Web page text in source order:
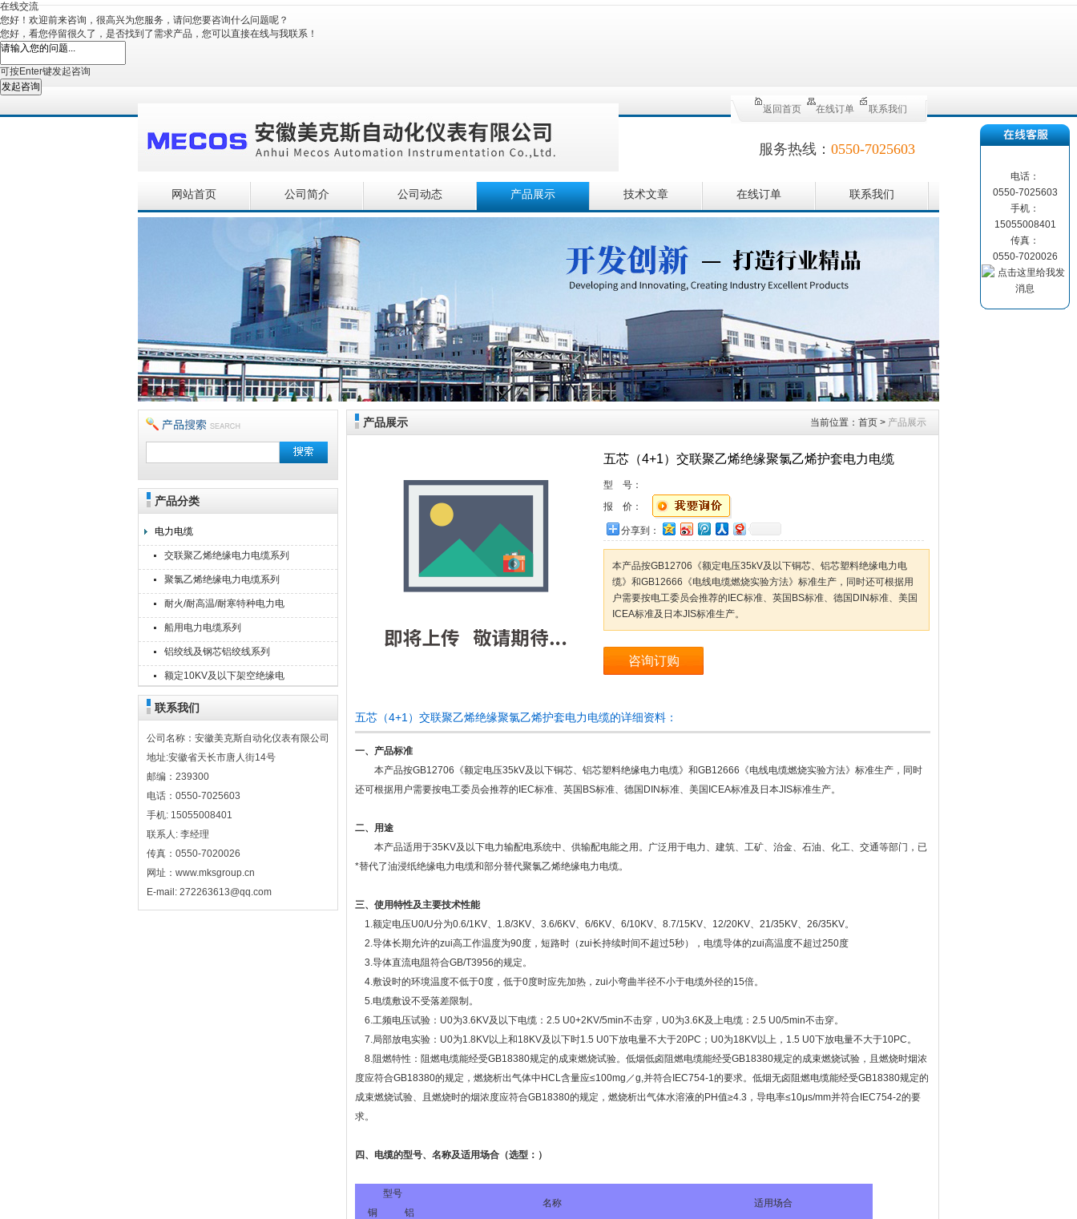
在线交流
您好！欢迎前来咨询，很高兴为您服务，请问您要咨询什么问题呢？
您好，看您停留很久了，是否找到了需求产品，您可以直接在线与我联系！
可按Enter键发起咨询
发起咨询
安徽美克斯自动化仪表有限公司
返回首页 在线订单 联系我们
服务热线： 0550-7025603
网站首页 公司简介 公司动态 产品展示 技术文章 在线订单 联系我们
产品分类
电力电缆
交联聚乙烯绝缘电力电缆系列
聚氯乙烯绝缘电力电缆系列
耐火/耐高温/耐寒特种电力电
缆
船用电力电缆系列
铝绞线及钢芯铝绞线系列
额定10KV及以下架空绝缘电
缆
联系我们
公司名称：安徽美克斯自动化仪表有限公司
地址:安徽省天长市唐人街14号
邮编：239300
电话：0550-7025603
手机: 15055008401
联系人: 李经理
传真：0550-7020026
网址：www.mksgroup.cn
E-mail: 272263613@qq.com
产品展示 当前位置： 首页 > 产品展示
五芯（4+1）交联聚乙烯绝缘聚氯乙烯护套电力电缆
型 号：
报 价：
分享到：
本产品按GB12706《额定电压35kV及以下铜芯、铝芯塑料绝缘电力电
缆》和GB12666《电线电缆燃烧实验方法》标准生产，同时还可根据用
户需要按电工委员会推荐的IEC标准、英国BS标准、德国DIN标准、美国
ICEA标准及日本JIS标准生产。
咨询订购
五芯（4+1）交联聚乙烯绝缘聚氯乙烯护套电力电缆的详细资料：
一、产品标准
本产品按GB12706《额定电压35kV及以下铜芯、铝芯塑料绝缘电力电缆》和GB12666《电线电缆燃烧实验方法》标准生产，同时
还可根据用户需要按电工委员会推荐的IEC标准、英国BS标准、德国DIN标准、美国ICEA标准及日本JIS标准生产。
二、用途
本产品适用于35KV及以下电力输配电系统中、供输配电能之用。广泛用于电力、建筑、工矿、治金、石油、化工、交通等部门，已
*替代了油浸纸绝缘电力电缆和部分替代聚氯乙烯绝缘电力电缆。
三、使用特性及主要技术性能
1.额定电压U0/U分为0.6/1KV、1.8/3KV、3.6/6KV、6/6KV、6/10KV、8.7/15KV、12/20KV、21/35KV、26/35KV。
2.导体长期允许的zui高工作温度为90度，短路时（zui长持续时间不超过5秒），电缆导体的zui高温度不超过250度
3.导体直流电阻符合GB/T3956的规定。
4.敷设时的环境温度不低于0度，低于0度时应先加热，zui小弯曲半径不小于电缆外径的15倍。
5.电缆敷设不受落差限制。
6.工频电压试验：U0为3.6KV及以下电缆：2.5 U0+2KV/5min不击穿，U0为3.6K及上电缆：2.5 U0/5min不击穿。
7.局部放电实验：U0为1.8KV以上和18KV及以下时1.5 U0下放电量不大于20PC；U0为18KV以上，1.5 U0下放电量不大于10PC。
8.阻燃特性：阻燃电缆能经受GB18380规定的成束燃烧试验。低烟低卤阻燃电缆能经受GB18380规定的成束燃烧试验，且燃烧时烟浓
度应符合GB18380的规定，燃烧析出气体中HCL含量应≤100mg／g,并符合IEC754-1的要求。低烟无卤阻燃电缆能经受GB18380规定的
成束燃烧试验、且燃烧时的烟浓度应符合GB18380的规定，燃烧析出气体水溶液的PH值≥4.3，导电率≤10μs/mm并符合IEC754-2的要
求。
四、电缆的型号、名称及适用场合（选型：）
型号
名称
适用场合
铜
铝
电话：
0550-7025603
手机：
15055008401
传真：
0550-7020026